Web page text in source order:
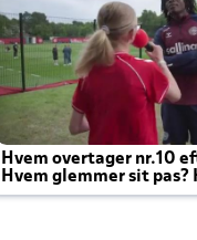
Hvem overtager nr.10
Hvem glemmer sit pas?
Joachim altid til efter